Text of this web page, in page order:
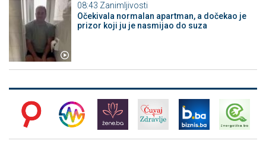
08:43 Zanimljivosti
Očekivala normalan apartman, a dočekao je
prizor koji ju je nasmijao do suza